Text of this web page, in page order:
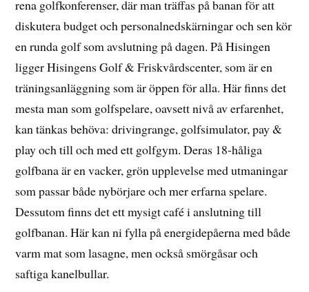
rena golfkonferenser, där man träffas på banan för att
diskutera budget och personalnedskärningar och sen kör
en runda golf som avslutning på dagen. På Hisingen
ligger Hisingens Golf & Friskvårdscenter, som är en
träningsanläggning som är öppen för alla. Här finns det
mesta man som golfspelare, oavsett nivå av erfarenhet,
kan tänkas behöva: drivingrange, golfsimulator, pay &
play och till och med ett golfgym. Deras 18-håliga
golfbana är en vacker, grön upplevelse med utmaningar
som passar både nybörjare och mer erfarna spelare.
Dessutom finns det ett mysigt café i anslutning till
golfbanan. Här kan ni fylla på energidepåerna med både
varm mat som lasagne, men också smörgåsar och
saftiga kanelbullar.